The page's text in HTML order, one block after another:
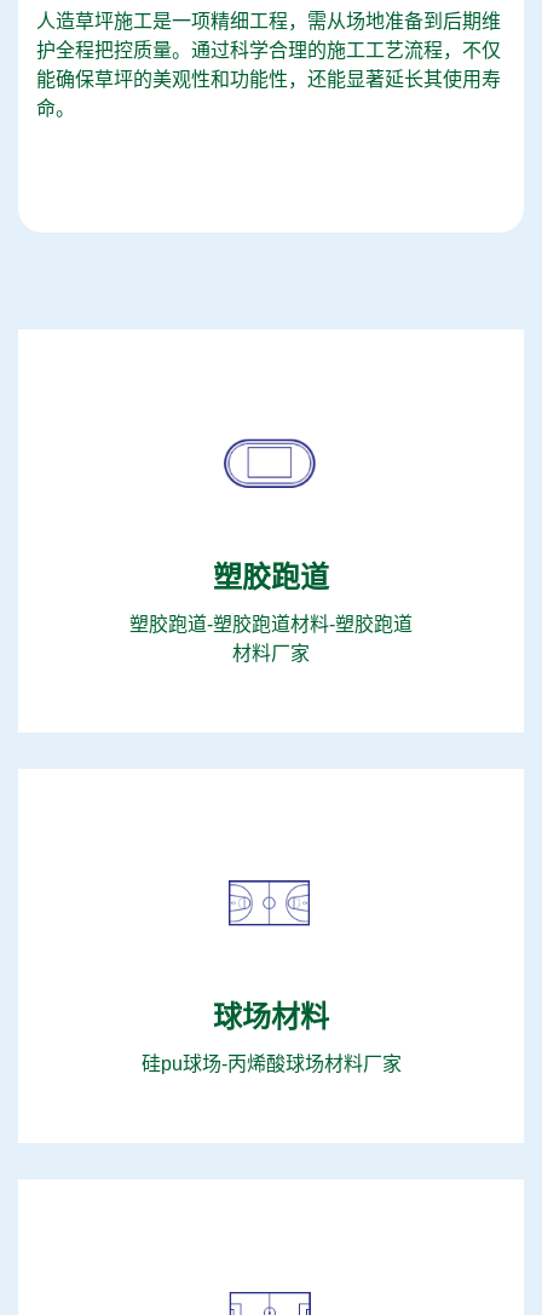
人造草坪施工是一项精细工程，需从场地准备到后期维
护全程把控质量。通过科学合理的施工工艺流程，不仅
能确保草坪的美观性和功能性，还能显著延长其使用寿
命。
塑胶跑道
塑胶跑道-塑胶跑道材料-塑胶跑道
材料厂家
球场材料
硅pu球场-丙烯酸球场材料厂家